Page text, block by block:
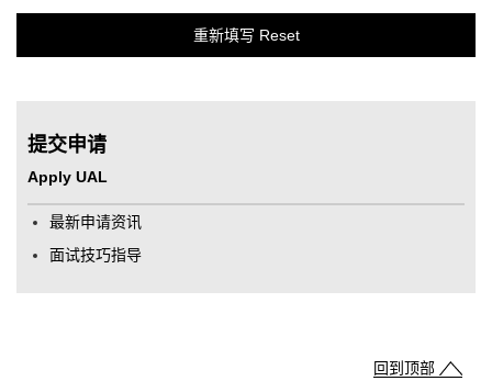
提交申请
Apply UAL
最新申请资讯
面试技巧指导
回到顶部